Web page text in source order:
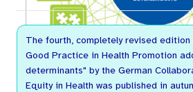
The fourth, completely revised
Good Practice in Health Promotion
determinants" by the German
Equity in Health was published in